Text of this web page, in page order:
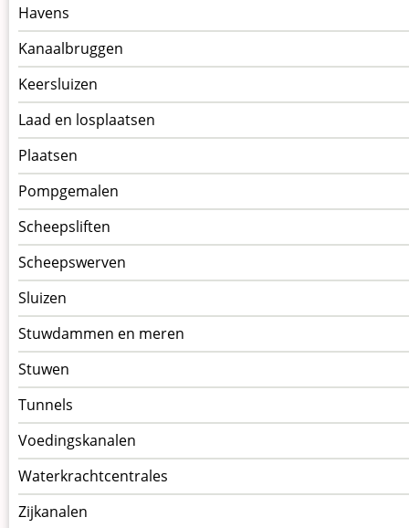
Havens
Kanaalbruggen
Keersluizen
Laad en losplaatsen
Plaatsen
Pompgemalen
Scheepsliften
Scheepswerven
Sluizen
Stuwdammen en meren
Stuwen
Tunnels
Voedingskanalen
Waterkrachtcentrales
Zijkanalen